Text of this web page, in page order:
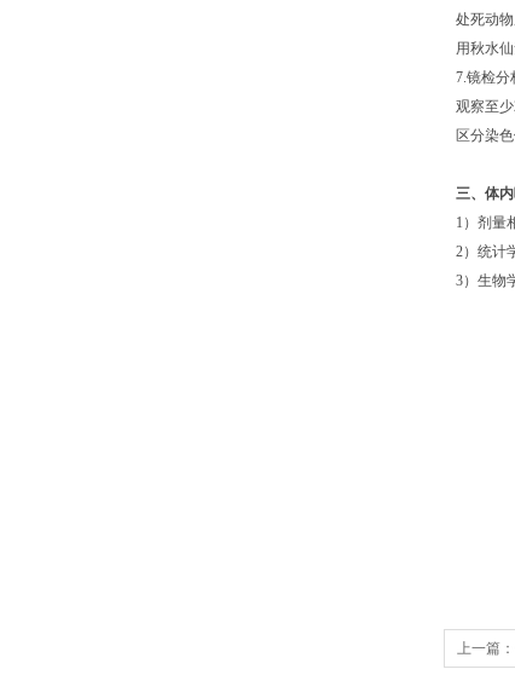
处死动物
用秋水
7.镜检分
观察至
区分染
三、体
1）剂量
2）统计
3）生物
上一篇：